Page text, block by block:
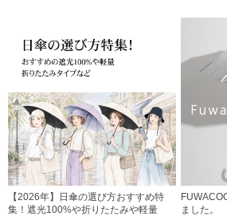
【2026年】日傘の選び方おすすめ特
集！遮光100%や折りたたみや軽量
ました。